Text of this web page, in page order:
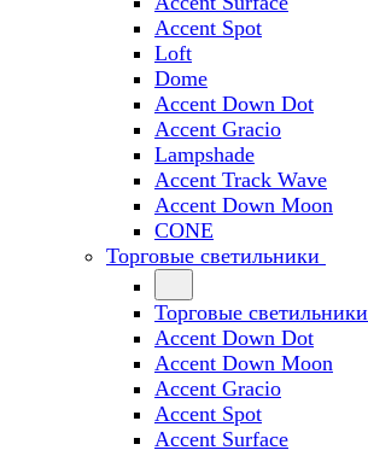
Accent Spot
Loft
Dome
Accent Down Dot
Accent Gracio
Lampshade
Accent Track Wave
Accent Down Moon
CONE
Торговые светильники
Торговые светильники
Accent Down Dot
Accent Down Moon
Accent Gracio
Accent Spot
Accent Surface